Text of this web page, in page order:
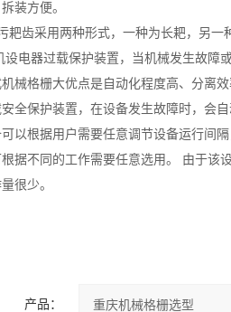
装方便。
耙齿采用两种形式，一种为长耙，另一
设电器过载保护装置，当机械发生故障
机械格栅大优点是自动化程度高、分离
全保护装置，在设备发生故障时，会
以根据用户需要任意调节设备运行间
据不同的工作需要任意选用。 由于该
很少。
产品：